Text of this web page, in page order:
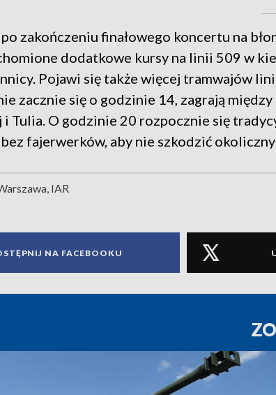
zakończeniu finałowego koncertu na
dodatkowe kursy na linii 509 w
Pojawi się także więcej tramwajów
zacznie się o godzinie 14, zagrają
i Tulia. O godzinie 20 rozpocznie się
fajerwerków, aby nie szkodzić
IAR
NA FACEBOOKU